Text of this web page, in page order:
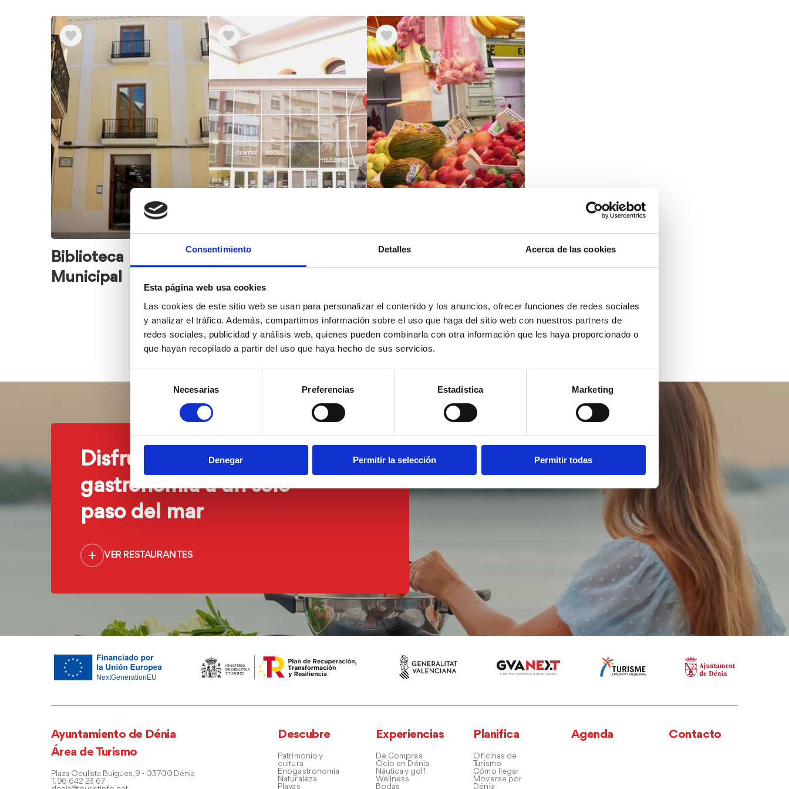
Consentimiento Detalles Acerca de las cookies
Esta página web usa cookies
Las cookies de este sitio web se usan para personalizar el contenido y los anuncios, ofrecer funciones de redes sociales
y analizar el tráfico. Además, compartimos información sobre el uso que haga del sitio web con nuestros partners de
redes sociales, publicidad y análisis web, quienes pueden combinarla con otra información que les haya proporcionado o
que hayan recopilado a partir del uso que haya hecho de sus servicios.
consentimiento
Necesarias Preferencias Estadística Marketing
Denegar Permitir la selección Permitir todas
Biblioteca
Municipal
Teatro Auditorio
Mercado municipal
Disfruta de nuestra
gastronomía a un solo
paso del mar
VER RESTAURANTES
Ayuntamiento de Dénia
Área de Turismo
Plaza Oculista Buigues, 9 - 03700 Dénia
T. 96 642 23 67
Descubre
Patrimonio y
cultura
Enogastronomía
Naturaleza
Playas
Experiencias
De Compras
Ocio en Dénia
Náutica y golf
Wellness
Bodas
Planifica
Oficinas de
Turismo
Cómo llegar
Moverse por
Dénia
Agenda Contacto